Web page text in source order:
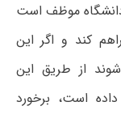
موظف است
کند و اگر این
از طریق این
است، برخورد